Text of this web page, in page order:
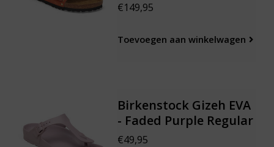
€149,95
Toevoegen aan winkelwagen
Birkenstock Gizeh EVA
- Faded Purple Regular
€49,95